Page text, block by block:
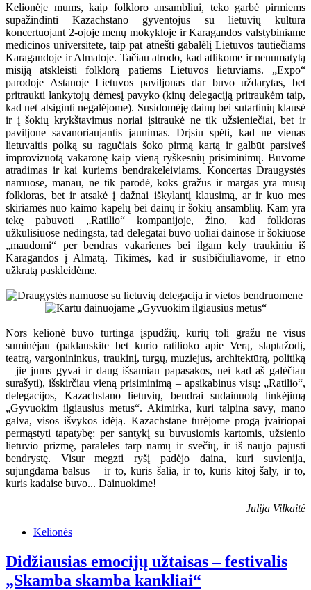
Kelionėje mums, kaip folkloro ansambliui, teko garbė pirmiems
supažindinti Kazachstano gyventojus su lietuvių kultūra
koncertuojant 2-ojoje menų mokykloje ir Karagandos valstybiniame
medicinos universitete, taip pat atnešti gabalėlį Lietuvos tautiečiams
Karagandoje ir Almatoje. Tačiau atrodo, kad atlikome ir nenumatytą
misiją atskleisti folklorą patiems Lietuvos lietuviams. „Expo“
parodoje Astanoje Lietuvos paviljonas dar buvo uždarytas, bet
pritraukti lankytojų dėmesį pavyko (kinų delegaciją pritraukėm taip,
kad net atsiginti negalėjome). Susidomėję dainų bei sutartinių klausė
ir į šokių krykštavimus noriai įsitraukė ne tik užsieniečiai, bet ir
paviljone savanoriaujantis jaunimas. Drįsiu spėti, kad ne vienas
lietuvaitis polką su ragučiais šoko pirmą kartą ir galbūt parsiveš
improvizuotą vakaronę kaip vieną ryškesnių prisiminimų. Buvome
atradimas ir kai kuriems bendrakeleiviams. Koncertas Draugystės
namuose, manau, ne tik parodė, koks gražus ir margas yra mūsų
folkloras, bet ir atsakė į dažnai iškylantį klausimą, ar ir kuo mes
skiriamės nuo kaimo kapelų bei dainų ir šokių ansamblių. Kam yra
tekę pabuvoti „Ratilio“ kompanijoje, žino, kad folkloras
užkulisiuose nedingsta, tad delegatai buvo uoliai dainose ir šokiuose
„maudomi“ per bendras vakarienes bei ilgam kely traukiniu iš
Karagandos į Almatą. Tikimės, kad ir susibičiuliavome, ir etno
užkratą paskleidėme.
Nors kelionė buvo turtinga įspūdžių, kurių toli gražu ne visus
suminėjau (paklauskite bet kurio ratilioko apie Verą, slaptažodį,
teatrą, vargonininkus, traukinį, turgų, muziejus, architektūrą, politiką
– jie jums gyvai ir daug išsamiau papasakos, nei kad aš galėčiau
surašyti), išskirčiau vieną prisiminimą – apsikabinus visų: „Ratilio“,
delegacijos, Kazachstano lietuvių, bendrai sudainuotą linkėjimą
„Gyvuokim ilgiausius metus“. Akimirka, kuri talpina savy, mano
galva, visos išvykos idėją. Kazachstane turėjome progą įvairiopai
permąstyti tapatybę: per santykį su buvusiomis kartomis, užsienio
lietuvio prizmę, paraleles tarp namų ir svečių, ir iš naujo pajusti
bendrystę. Visur megzti ryšį padėjo daina, kuri suvienija,
sujungdama balsus – ir to, kuris šalia, ir to, kuris kitoj šaly, ir to,
kuris kadaise buvo... Dainuokime!
Julija Vilkaitė
Kelionės
Didžiausias emocijų užtaisas – festivalis
„Skamba skamba kankliai“